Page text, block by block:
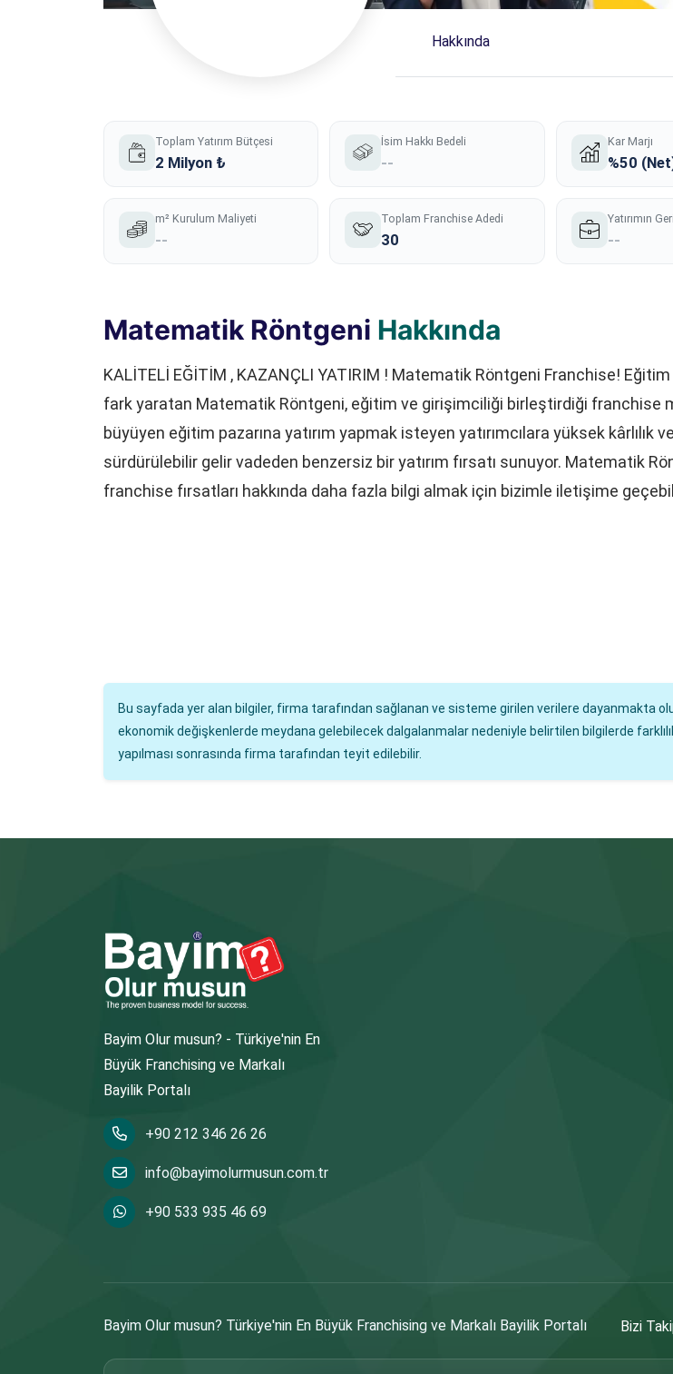
Hakkında
Toplam Yatırım Bütçesi
2 Milyon ₺
İsim Hakkı Bedeli
--
Kar Marjı
%50
m² Kurulum Maliyeti
--
Toplam Franchise Adedi
30
Yatırımın
--
Matematik Röntgeni Hakkında
KALİTELİ EĞİTİM , KAZANÇLI YATIRIM ! Matematik Röntgeni Franchise!
fark yaratan Matematik Röntgeni, eğitim ve girişimciliği birleştirdiği franchise
büyüyen eğitim pazarına yatırım yapmak isteyen yatırımcılara yüksek kârlılık ve
sürdürülebilir gelir vadeden benzersiz bir yatırım fırsatı sunuyor. Matematik
franchise fırsatları hakkında daha fazla bilgi almak için bizimle iletişime
Bu sayfada yer alan bilgiler, firma tarafından sağlanan ve sisteme girilen verilere dayanmakta
ekonomik değişkenlerde meydana gelebilecek dalgalanmalar nedeniyle belirtilen bilgilerde
yapılması sonrasında firma tarafından teyit edilebilir.
Bayim Olur musun? - Türkiye'nin En
Büyük Franchising ve Markalı
Bayilik Portalı
+90 212 346 26 26
info@bayimolurmusun.com.tr
+90 533 935 46 69
Bayim Olur musun? Türkiye'nin En Büyük Franchising ve Markalı Bayilik Portalı Bizi